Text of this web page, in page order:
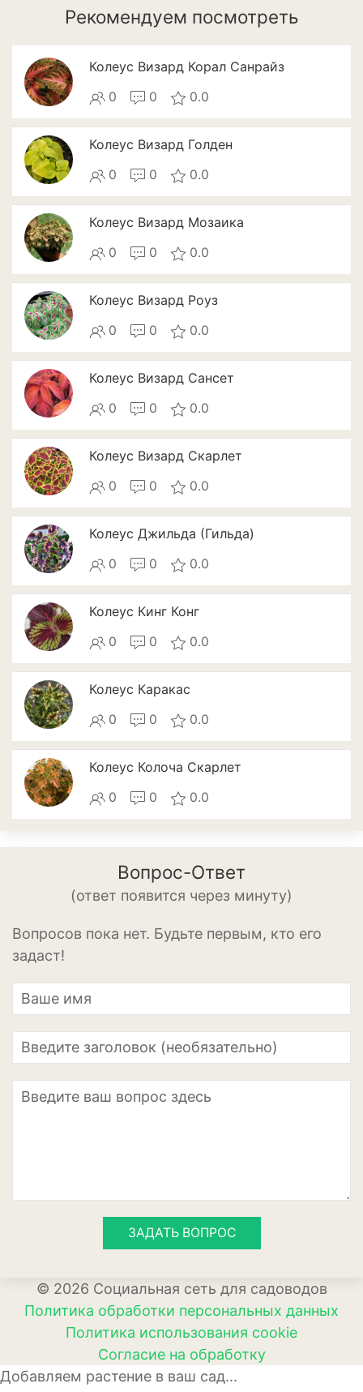
Гранат
Грецкий орех
Груша
Ежевика
Земклуника
Земляника
Инжир
Калина
Кизил
Клубника
Клюква
Крыжовник
Лимоны
Малина
Мандарины
Миндаль
Облепиха
Персик
Слива
Смородина
Фундук или лещина
Хурма
Черешня
Пряные и лекарственные
Базилик
Кинза или кориандр
Лаванда
Тимьян или чабрец
Укроп
Шалфей или сальвия
Травы и злаки
Рекомендуем посмотреть
Колеус Визард Корал Санрайз
0 0 0.0
Колеус Визард Голден
0 0 0.0
Колеус Визард Мозаика
0 0 0.0
Колеус Визард Роуз
0 0 0.0
Колеус Визард Сансет
0 0 0.0
Колеус Визард Скарлет
0 0 0.0
Колеус Джильда (Гильда)
0 0 0.0
Колеус Кинг Конг
0 0 0.0
Колеус Каракас
0 0 0.0
Колеус Колоча Скарлет
0 0 0.0
Вопрос-Ответ
(ответ появится через минуту)
Вопросов пока нет. Будьте первым, кто его
задаст!
ЗАДАТЬ ВОПРОС
© 2026 Социальная сеть для садоводов
Политика обработки персональных данных
Политика использования cookie
Согласие на обработку
Добавляем растение в ваш сад...